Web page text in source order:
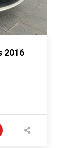
2016